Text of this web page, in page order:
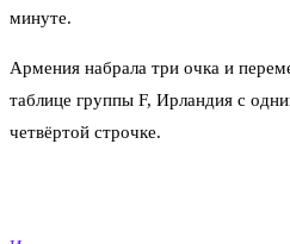
минуте.
Армения набрала три очка и
таблице группы F, Ирландия с
четвёртой строчке.